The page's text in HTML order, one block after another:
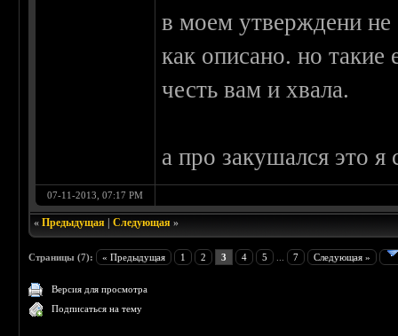
в моем утверждени не
как описано. но такие
честь вам и хвала.
а про закушался это я
07-11-2013, 07:17 PM
«Предыдущая |Следующая »
Страницы (7): « Предыдущая 1 2 3 4 5 7 Следующая »
Версия для просмотра
Подписаться на тему